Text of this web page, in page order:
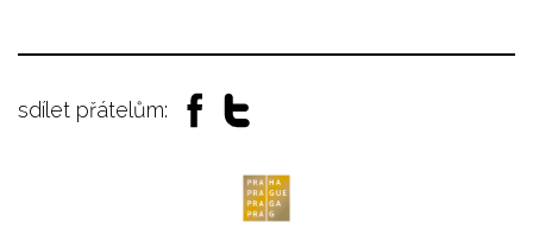
sdílet přátelům: